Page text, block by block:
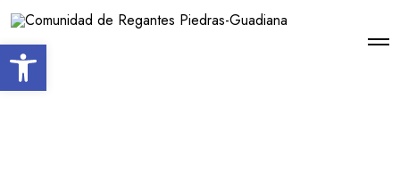
Open toolbar